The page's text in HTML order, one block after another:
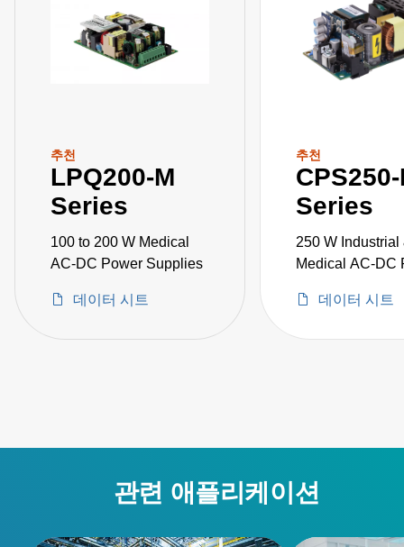
추천
LPQ200-M
Series
100 to 200 W Medical
AC-DC Power Supplies
데이터 시트
추천
Series
250 W Industrial
Medical AC-DC
데이터 시트
관련 애플리케이션